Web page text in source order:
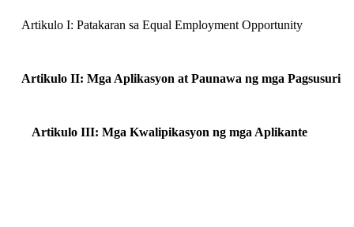
Artikulo I: Patakaran sa Equal Employment Opportunity
Artikulo II: Mga Aplikasyon at Paunawa ng mga Pagsusuri
Artikulo III: Mga Kwalipikasyon ng mga Aplikante